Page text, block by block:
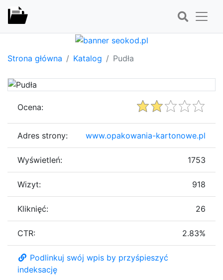
Strona główna Katalog Pudła
Ocena:
Adres strony: www.opakowania-kartonowe.pl
Wyświetleń: 1753
Wizyt: 918
Kliknięć: 26
CTR: 2.83%
Podlinkuj swój wpis by przyśpieszyć
indeksację